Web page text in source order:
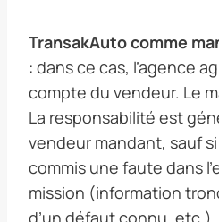
TransakAuto comme
: dans ce cas, l’agence
compte du vendeur. Le
La responsabilité est
vendeur mandant, sauf
commis une faute dans
mission (information
d’un défaut connu, etc.).